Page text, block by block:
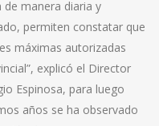
de manera diaria y
permiten constatar que
máximas autorizadas
explicó el Director
Espinosa, para luego
años se ha observado